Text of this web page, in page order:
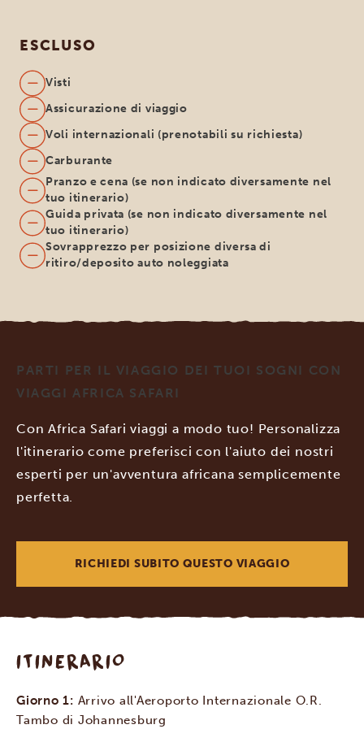
ESCLUSO
Visti
Assicurazione di viaggio
Voli internazionali (prenotabili su richiesta)
Carburante
Pranzo e cena (se non indicato diversamente nel
tuo itinerario)
Guida privata (se non indicato diversamente nel
tuo itinerario)
Sovrapprezzo per posizione diversa di
ritiro/deposito auto noleggiata
PARTI PER IL VIAGGIO DEI TUOI SOGNI CON
VIAGGI AFRICA SAFARI
Con Africa Safari viaggi a modo tuo! Personalizza
l'itinerario come preferisci con l'aiuto dei nostri
esperti per un'avventura africana semplicemente
perfetta.
RICHIEDI SUBITO QUESTO VIAGGIO
ITINERARIO
Giorno 1: Arrivo all'Aeroporto Internazionale O.R.
Tambo di Johannesburg